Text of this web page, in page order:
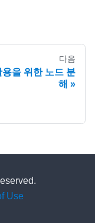
다음
용을 위한 노드 분
해
Use